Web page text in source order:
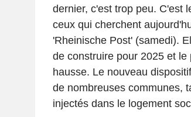
dernier, c'est trop peu. C'est
ceux qui cherchent
'Rheinische Post' (samedi).
de construire pour 2025 et
hausse. Le nouveau
de nombreuses communes,
injectés dans le logement